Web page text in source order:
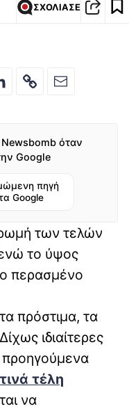
ΣΧΟΛΙΑΣΕ
Newsbomb όταν
Google
πηγή
Google
των τελών
το ύψος
περασμένο
πρόστιμα, τα
ιδιαίτερες
τέλη
να